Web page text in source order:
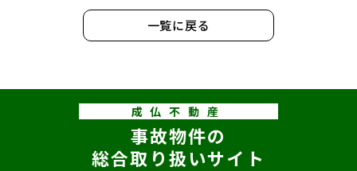
一覧に戻る
成仏不動産
事故物件の
総合取り扱いサイト